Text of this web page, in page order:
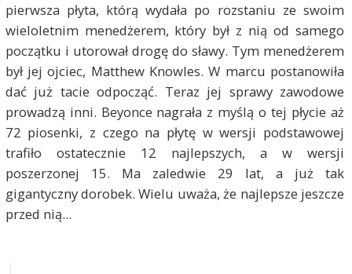
pierwsza płyta, którą wydała po rozstaniu ze swoim
wieloletnim menedżerem, który był z nią od samego
początku i utorował drogę do sławy. Tym menedżerem
był jej ojciec, Matthew Knowles. W marcu postanowiła
dać już tacie odpocząć. Teraz jej sprawy zawodowe
prowadzą inni. Beyonce nagrała z myślą o tej płycie aż
72 piosenki, z czego na płytę w wersji podstawowej
trafiło ostatecznie 12 najlepszych, a w wersji
poszerzonej 15. Ma zaledwie 29 lat, a już tak
gigantyczny dorobek. Wielu uważa, że najlepsze jeszcze
przed nią...